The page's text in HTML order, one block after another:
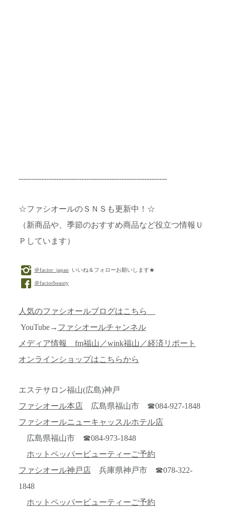
-----------------------------------------------------------
☆ファシオールのＳＮＳも更新中！☆
（新商品や、季節のおすすめ商品など役立つ情報Ｕ
Ｐしています）
＠facior_japan いいね＆フォローお願いします★
＠faciorbeauty
人気のファシオールブログはこちら
YouTube→ ファシオールチャンネル
メディア情報 fm福山／wink福山／経済リポート
オンラインショップはこちらから
エステサロン福山(広島)神戸
ファシオール本店 広島県福山市 ☎084-927-1848
ファシオールニューキャッスルホテル店
広島県福山市 ☎084-973-1848
ホットペッパービューティーご予約
ファシオール神戸店 兵庫県神戸市 ☎078-322-
1848
ホットペッパービューティーご予約